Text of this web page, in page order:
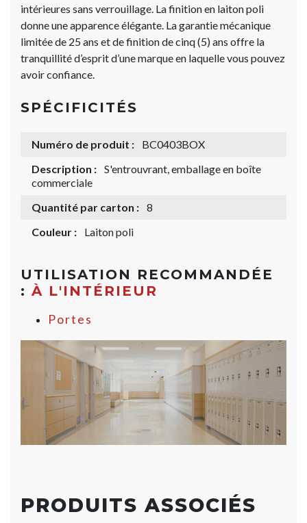
intérieures sans verrouillage. La finition en laiton poli
donne une apparence élégante. La garantie mécanique
limitée de 25 ans et de finition de cinq (5) ans offre la
tranquillité d’esprit d’une marque en laquelle vous pouvez
avoir confiance.
SPÉCIFICITÉS
Numéro de produit :
BC0403BOX
Description : S'entrouvrant, emballage en boîte
commerciale
Quantité par carton : 8
Couleur :
Laiton poli
UTILISATION RECOMMANDÉE
: À L'INTÉRIEUR
Portes
PRODUITS ASSOCIÉS